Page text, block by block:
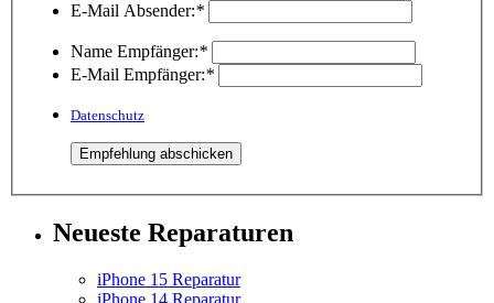
E-Mail Absender:*
Name Empfänger:*
E-Mail Empfänger:*
Datenschutz
Neueste Reparaturen
iPhone 15 Reparatur